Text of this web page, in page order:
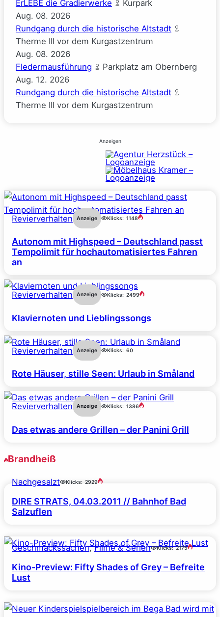
ErLEBE die Gradierwerke
Kurpark
Aug. 08. 2026
Rundgang durch die historische Altstadt
Therme III vor dem Kurgastzentrum
Aug. 08. 2026
Fledermausführung
Parkplatz am Obernberg
Aug. 12. 2026
Rundgang durch die historische Altstadt
Therme III vor dem Kurgastzentrum
Anzeigen
Revierverhalten Anzeige Klicks: 1148
Autonom mit Highspeed – Deutschland passt
Tempolimit für hochautomatisiertes Fahren
an
Revierverhalten Anzeige Klicks: 2499
Klaviernoten und Lieblingssongs
Revierverhalten Anzeige Klicks: 60
Rote Häuser, stille Seen: Urlaub in Småland
Revierverhalten Anzeige Klicks: 1386
Das etwas andere Grillen – der Panini Grill
Brandheiß
Nachgesalzt Klicks: 2929
DIRE STRATS, 04.03.2011 // Bahnhof Bad
Salzuflen
Geschmackssachen, Filme & Serien Klicks: 2175
Kino-Preview: Fifty Shades of Grey – Befreite
Lust